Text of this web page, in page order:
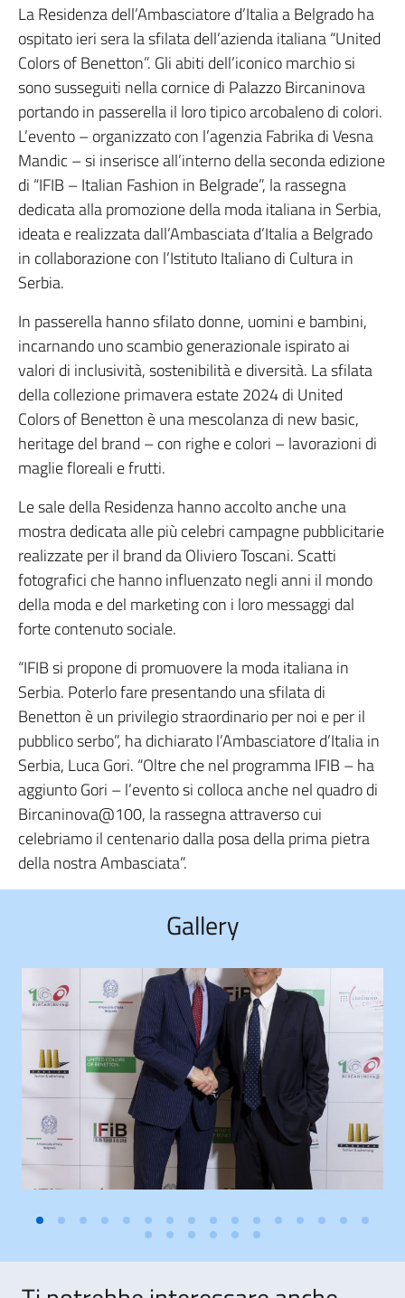
La Residenza dell’Ambasciatore d’Italia a Belgrado ha
ospitato ieri sera la sfilata dell’azienda italiana “United
Colors of Benetton”. Gli abiti dell’iconico marchio si
sono susseguiti nella cornice di Palazzo Bircaninova
portando in passerella il loro tipico arcobaleno di colori.
L’evento – organizzato con l’agenzia Fabrika di Vesna
Mandic – si inserisce all’interno della seconda edizione
di “IFIB – Italian Fashion in Belgrade”, la rassegna
dedicata alla promozione della moda italiana in Serbia,
ideata e realizzata dall’Ambasciata d’Italia a Belgrado
in collaborazione con l’Istituto Italiano di Cultura in
Serbia.
In passerella hanno sfilato donne, uomini e bambini,
incarnando uno scambio generazionale ispirato ai
valori di inclusività, sostenibilità e diversità. La sfilata
della collezione primavera estate 2024 di United
Colors of Benetton è una mescolanza di new basic,
heritage del brand – con righe e colori – lavorazioni di
maglie floreali e frutti.
Le sale della Residenza hanno accolto anche una
mostra dedicata alle più celebri campagne pubblicitarie
realizzate per il brand da Oliviero Toscani. Scatti
fotografici che hanno influenzato negli anni il mondo
della moda e del marketing con i loro messaggi dal
forte contenuto sociale.
“IFIB si propone di promuovere la moda italiana in
Serbia. Poterlo fare presentando una sfilata di
Benetton è un privilegio straordinario per noi e per il
pubblico serbo”, ha dichiarato l’Ambasciatore d’Italia in
Serbia, Luca Gori. “Oltre che nel programma IFIB – ha
aggiunto Gori – l’evento si colloca anche nel quadro di
Bircaninova@100, la rassegna attraverso cui
celebriamo il centenario dalla posa della prima pietra
della nostra Ambasciata”.
Gallery